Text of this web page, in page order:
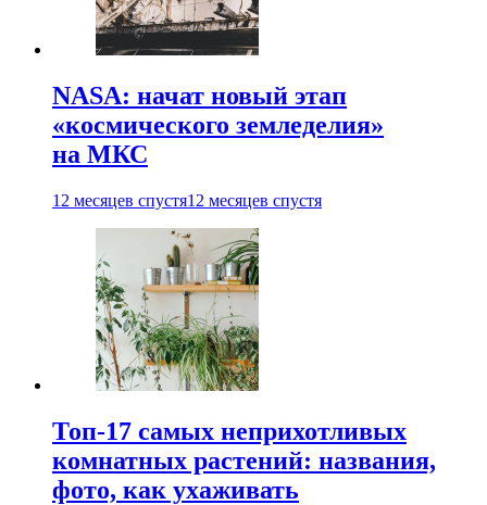
NASA: начат новый этап
«космического земледелия»
на МКС
12 месяцев спустя12 месяцев спустя
Топ-17 самых неприхотливых
комнатных растений: названия,
фото, как ухаживать